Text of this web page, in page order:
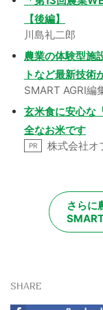
【後編】
川島礼二郎
農業の体験型施
トなど最新技術
SMART AGRI編
玄米食に安心な
全なお米です
PR 株式会社オ
さらに
SHARE